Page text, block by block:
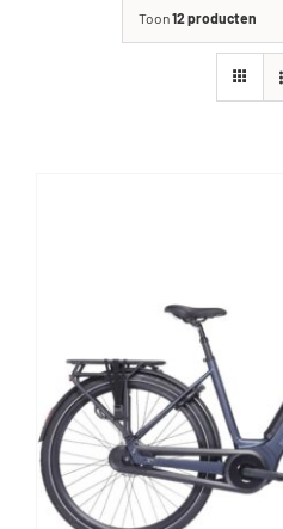
Toon12 producten